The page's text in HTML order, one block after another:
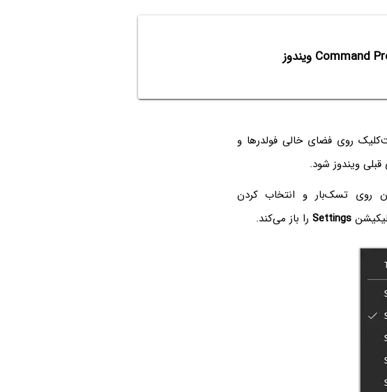
روی فضای خالی فولدرها و
ویندوز شود.
روی تسک‌بار و انتخاب کردن
Settings را باز می‌کند.